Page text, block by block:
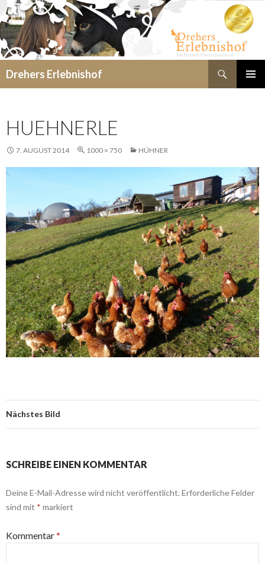
Drehers Erlebnishof
HUEHNERLE
7. AUGUST 2014 1000 × 750 HÜHNER
Nächstes Bild
SCHREIBE EINEN KOMMENTAR
Deine E-Mail-Adresse wird nicht veröffentlicht. Erforderliche Felder
sind mit * markiert
Kommentar*